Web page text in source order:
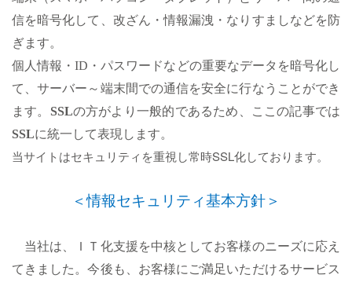
信を暗号化して、改ざん・情報漏洩・なりすましなどを防
ぎます。
個人情報・ID・パスワードなどの重要なデータを暗号化し
て、サーバー～端末間での通信を安全に行なうことができ
ます。 SSLの方がより一般的であるため、ここの記事では
SSLに統一して表現します。
当サイトはセキュリティを重視し常時SSL化しております。
＜情報セキュリティ基本方針＞
当社は、ＩＴ化支援を中核としてお客様のニーズに応え
てきました。今後も、お客様にご満足いただけるサービス